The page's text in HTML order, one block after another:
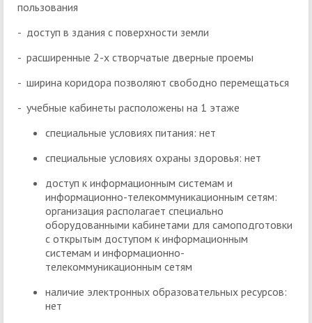
пользования
- доступ в здания с поверхности земли
- расширенные 2-х створчатые дверные проемы
- ширина коридора позволяют свободно перемещаться
- учебные кабинеты расположены на 1 этаже
специальные условиях питания: нет
специальные условиях охраны здоровья: нет
доступ к информационным системам и
информационно-телекоммуникационным сетям:
организация располагает специально
оборудованными кабинетами для самоподготовки
с открытым доступом к информационным
системам и информационно-
телекоммуникационным сетям
наличие электронных образовательных ресурсов:
нет